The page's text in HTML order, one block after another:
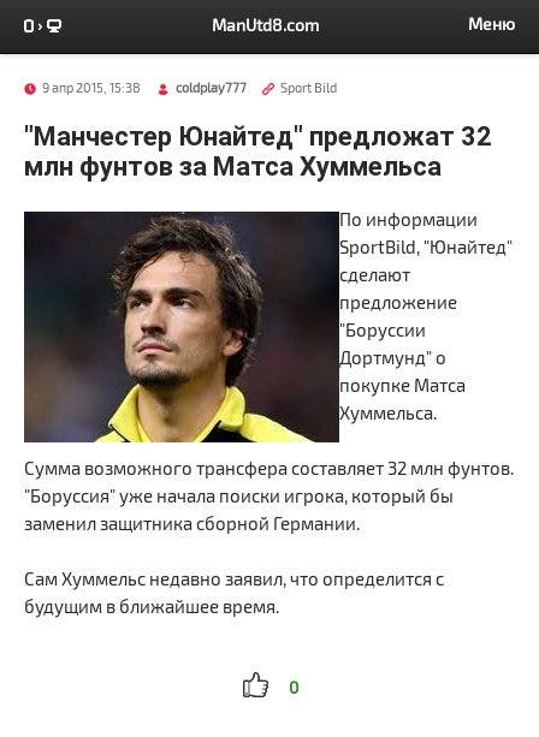
ManUtd8.com Меню
9 апр 2015, 15:38 coldplay777 Sport Bild
"Манчестер Юнайтед" предложат 32
млн фунтов за Матса Хуммельса
По информации
SportBild, "Юнайтед"
сделают
предложение
"Боруссии
Дортмунд" о
покупке Матса
Хуммельса.
Сумма возможного трансфера составляет 32 млн фунтов.
"Боруссия" уже начала поиски игрока, который бы
заменил защитника сборной Германии.
Сам Хуммельс недавно заявил, что определится с
будущим в ближайшее время.
0